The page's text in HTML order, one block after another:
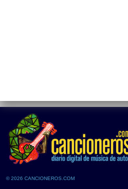
© 2026 CANCIONEROS.COM